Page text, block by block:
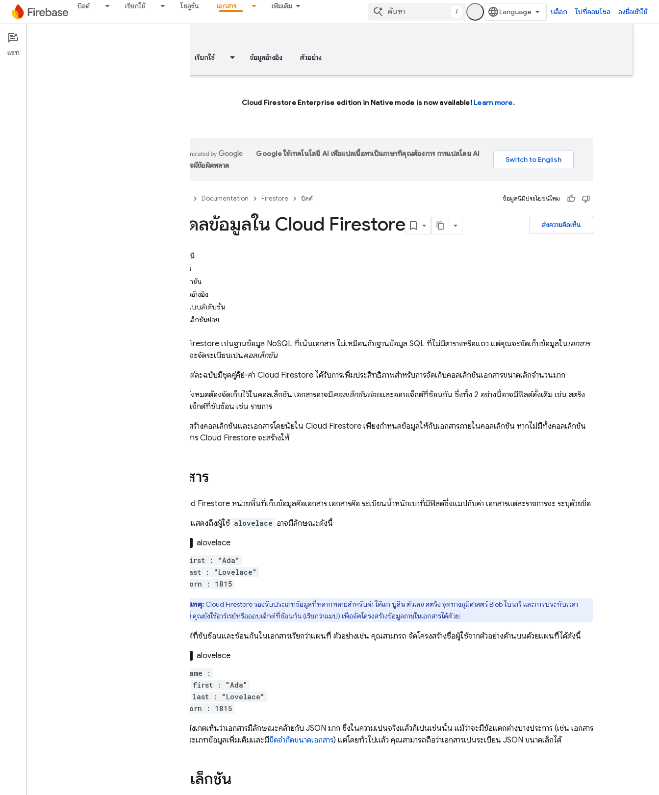
บิลด์ เรียกใช้ โซลูชัน เอกสาร เพิ่มเติม
/ บล็อก ไปที่คอนโซล ลงชื่อเข้าใช้
Documentation
ภาพรวม เรียกใช้ ข้อมูลอ้างอิง ตัวอย่าง
Cloud Firestore Enterprise edition in Native mode is now available! Learn more.
Google ใช้เทคโนโลยี AI เพื่อแปลเนื้อหาเป็นภาษาที่คุณต้องการ การแปลโดย AI
อาจมีข้อผิดพลาด
Documentation Firestore บิลด์ ข้อมูลนี้มีประโยชน์ไหม
ส่งความคิดเห็น
โมเดลข้อมูลใน Cloud Firestore
ในหน้านี้
เอกสาร
คอลเล็กชัน
รายการอ้างอิง
ข้อมูลแบบลำดับชั้น
คอลเล็กชันย่อย
Cloud Firestore เป็นฐานข้อมูล NoSQL ที่เน้นเอกสาร ไม่เหมือนกับฐานข้อมูล SQL ที่ไม่มีตารางหรือแถว แต่คุณจะจัดเก็บข้อมูลในเอกสาร
แทน ซึ่งจะจัดระเบียบเป็นคอลเล็กชัน
แต่ละฉบับมีชุดคู่คีย์-ค่า Cloud Firestore ได้รับการเพิ่มประสิทธิภาพสำหรับการจัดเก็บคอลเล็กชันเอกสารขนาดเล็กจำนวนมาก
เอกสารทั้งหมดต้องจัดเก็บไว้ในคอลเล็กชัน เอกสารอาจมีคอลเล็กชันย่อยและออบเจ็กต์ที่ซ้อนกัน ซึ่งทั้ง 2 อย่างนี้อาจมีฟิลด์ดั้งเดิม เช่น สตริง
หรือออบเจ็กต์ที่ซับซ้อน เช่น รายการ
ระบบจะสร้างคอลเล็กชันและเอกสารโดยนัยใน Cloud Firestore เพียงกำหนดข้อมูลให้กับเอกสารภายในคอลเล็กชัน หากไม่มีทั้งคอลเล็กชัน
หรือเอกสาร Cloud Firestore จะสร้างให้
เอกสาร
Cloud Firestore หน่วยพื้นที่เก็บข้อมูลคือเอกสาร เอกสารคือ ระเบียนน้ำหนักเบาที่มีฟิลด์ซึ่งแมปกับค่า เอกสารแต่ละรายการจะ ระบุด้วยชื่อ
เอกสารที่แสดงถึงผู้ใช้ alovelace อาจมีลักษณะดังนี้
alovelace
first : "Ada"
last : "Lovelace"
born : 1815
หมายเหตุ: Cloud Firestoreรองรับประเภทข้อมูลที่หลากหลายสำหรับค่า ได้แก่ บูลีน ตัวเลข สตริง จุดทางภูมิศาสตร์ Blob ไบนารี และการประทับเวลา
นอกจากนี้ คุณยังใช้อาร์เรย์หรือออบเจ็กต์ที่ซ้อนกัน (เรียกว่าแมป) เพื่อจัดโครงสร้างข้อมูลภายในเอกสารได้ด้วย
ออบเจ็กต์ที่ซับซ้อนและซ้อนกันในเอกสารเรียกว่าแผนที่ ตัวอย่างเช่น คุณสามารถ จัดโครงสร้างชื่อผู้ใช้จากตัวอย่างด้านบนด้วยแผนที่ได้ดังนี้
alovelace
name :
first : "Ada"
last : "Lovelace"
born : 1815
คุณอาจสังเกตเห็นว่าเอกสารมีลักษณะคล้ายกับ JSON มาก ซึ่งในความเป็นจริงแล้วก็เป็นเช่นนั้น แม้ว่าจะมีข้อแตกต่างบางประการ (เช่น เอกสาร
รองรับประเภทข้อมูลเพิ่มเติมและมีขีดจำกัดขนาดเอกสาร) แต่โดยทั่วไปแล้ว คุณสามารถถือว่าเอกสารเป็นระเบียน JSON ขนาดเล็กได้
คอลเล็กชัน
แชท